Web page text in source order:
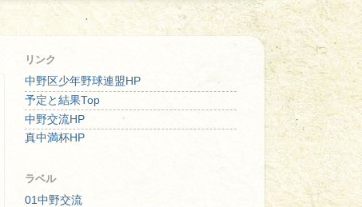
リンク
中野区少年野球連盟HP
予定と結果Top
中野交流HP
真中満杯HP
ラベル
01中野交流